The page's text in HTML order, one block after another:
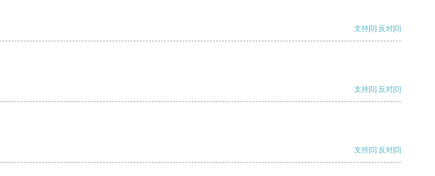
支持[0] 反对[0]
支持[0] 反对[0]
支持[0] 反对[0]